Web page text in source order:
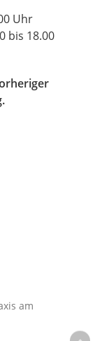
Uhr
bis 18.00
am